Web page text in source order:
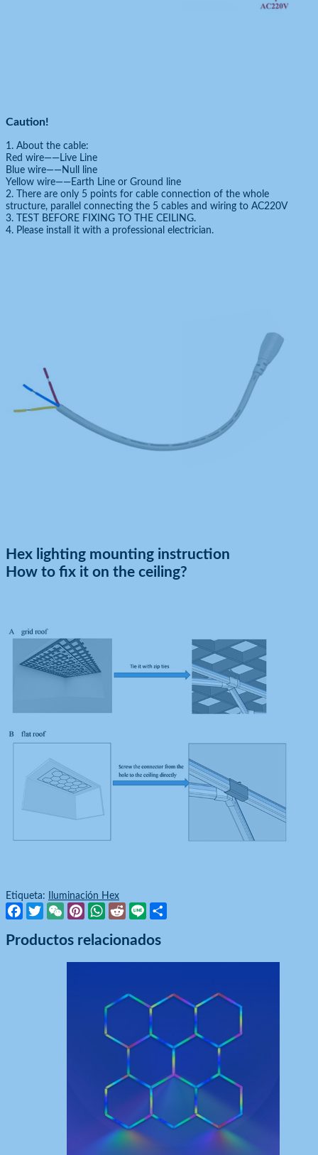
Caution!
1. About the cable:
Red wire——Live Line
Blue wire——Null line
Yellow wire——Earth Line or Ground line
2. There are only 5 points for cable connection of the whole
structure, parallel connecting the 5 cables and wiring to AC220V
3. TEST BEFORE FIXING TO THE CEILING.
4. Please install it with a professional electrician.
Hex lighting mounting instruction
How to fix it on the ceiling?
Etiqueta: Iluminación Hex
Productos relacionados